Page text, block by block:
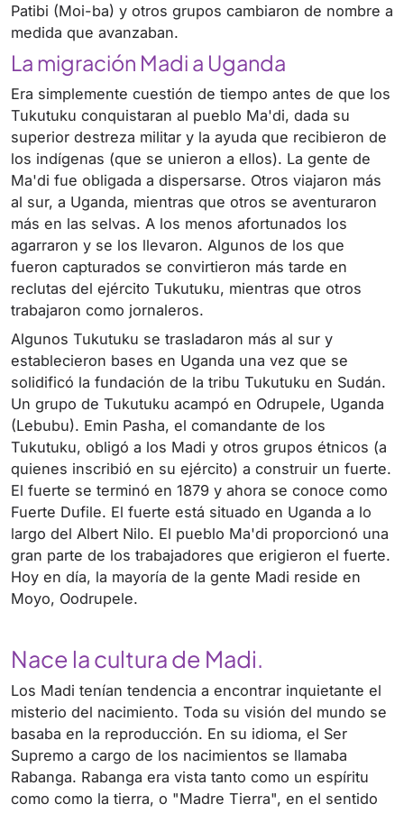
Patibi (Moi-ba) y otros grupos cambiaron de nombre a
medida que avanzaban.
La migración Madi a Uganda
Era simplemente cuestión de tiempo antes de que los
Tukutuku conquistaran al pueblo Ma'di, dada su
superior destreza militar y la ayuda que recibieron de
los indígenas (que se unieron a ellos). La gente de
Ma'di fue obligada a dispersarse. Otros viajaron más
al sur, a Uganda, mientras que otros se aventuraron
más en las selvas. A los menos afortunados los
agarraron y se los llevaron. Algunos de los que
fueron capturados se convirtieron más tarde en
reclutas del ejército Tukutuku, mientras que otros
trabajaron como jornaleros.
Algunos Tukutuku se trasladaron más al sur y
establecieron bases en Uganda una vez que se
solidificó la fundación de la tribu Tukutuku en Sudán.
Un grupo de Tukutuku acampó en Odrupele, Uganda
(Lebubu). Emin Pasha, el comandante de los
Tukutuku, obligó a los Madi y otros grupos étnicos (a
quienes inscribió en su ejército) a construir un fuerte.
El fuerte se terminó en 1879 y ahora se conoce como
Fuerte Dufile. El fuerte está situado en Uganda a lo
largo del Albert Nilo. El pueblo Ma'di proporcionó una
gran parte de los trabajadores que erigieron el fuerte.
Hoy en día, la mayoría de la gente Madi reside en
Moyo, Oodrupele.
Nace la cultura de Madi.
Los Madi tenían tendencia a encontrar inquietante el
misterio del nacimiento. Toda su visión del mundo se
basaba en la reproducción. En su idioma, el Ser
Supremo a cargo de los nacimientos se llamaba
Rabanga. Rabanga era vista tanto como un espíritu
como como la tierra, o "Madre Tierra", en el sentido